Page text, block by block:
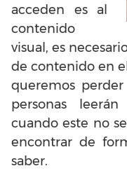
acceden es al
contenido
visual, es
de contenido en
queremos
personas
cuando este no
encontrar de
saber.